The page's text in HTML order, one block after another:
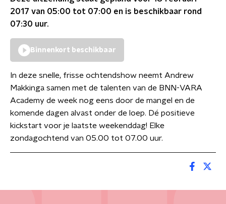
2017 van 05:00 tot 07:00 en is beschikbaar rond
07:30 uur.
Binnenkort beschikbaar
In deze snelle, frisse ochtendshow neemt Andrew
Makkinga samen met de talenten van de BNN-VARA
Academy de week nog eens door de mangel en de
komende dagen alvast onder de loep. Dé positieve
kickstart voor je laatste weekenddag! Elke
zondagochtend van 05.00 tot 07.00 uur.